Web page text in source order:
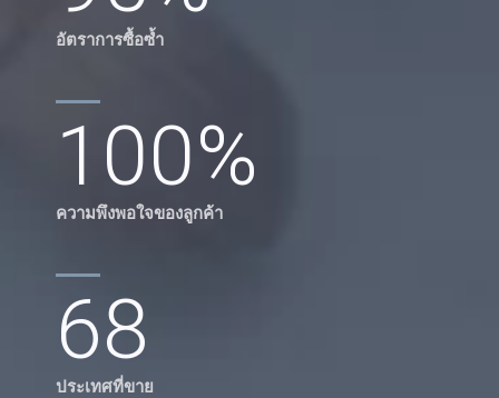
อัตราการซื้อซ้ำ
100%
ความพึงพอใจของลูกค้า
68
ประเทศที่ขาย